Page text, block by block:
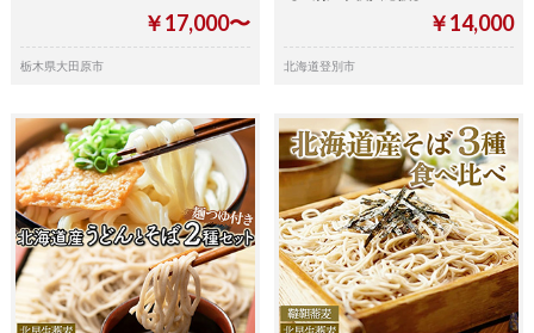
￥17,000〜
栃木県大田原市
￥14,000
北海道登別市